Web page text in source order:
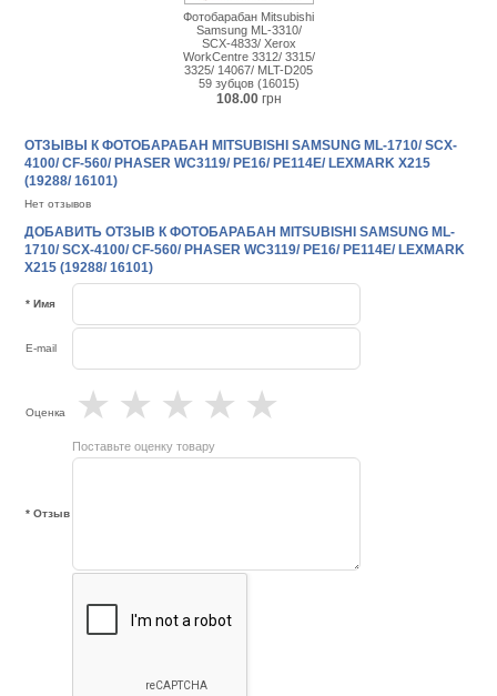
Фотобарабан Mitsubishi
Samsung ML-3310/
SCX-4833/ Xerox
WorkCentre 3312/ 3315/
3325/ 14067/ MLT-D205
59 зубцов (16015)
108.00 грн
ОТЗЫВЫ К ФОТОБАРАБАН MITSUBISHI SAMSUNG ML-1710/ SCX-
4100/ CF-560/ PHASER WC3119/ РE16/ PE114E/ LEXMARK X215
(19288/ 16101)
Нет отзывов
ДОБАВИТЬ ОТЗЫВ К ФОТОБАРАБАН MITSUBISHI SAMSUNG ML-
1710/ SCX-4100/ CF-560/ PHASER WC3119/ РE16/ PE114E/ LEXMARK
X215 (19288/ 16101)
* Имя
E-mail
Оценка ★
★
★
★
★
Поставьте оценку товару
* Отзыв